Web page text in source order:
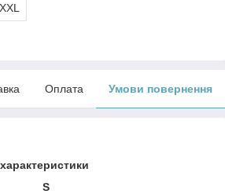
XXL
Оплата Умови повернення
S